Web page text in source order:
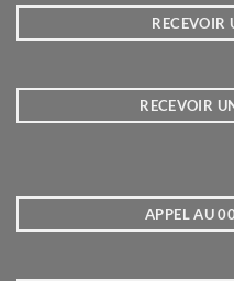
RECEVOIR
RECEVOIR
APPEL AU